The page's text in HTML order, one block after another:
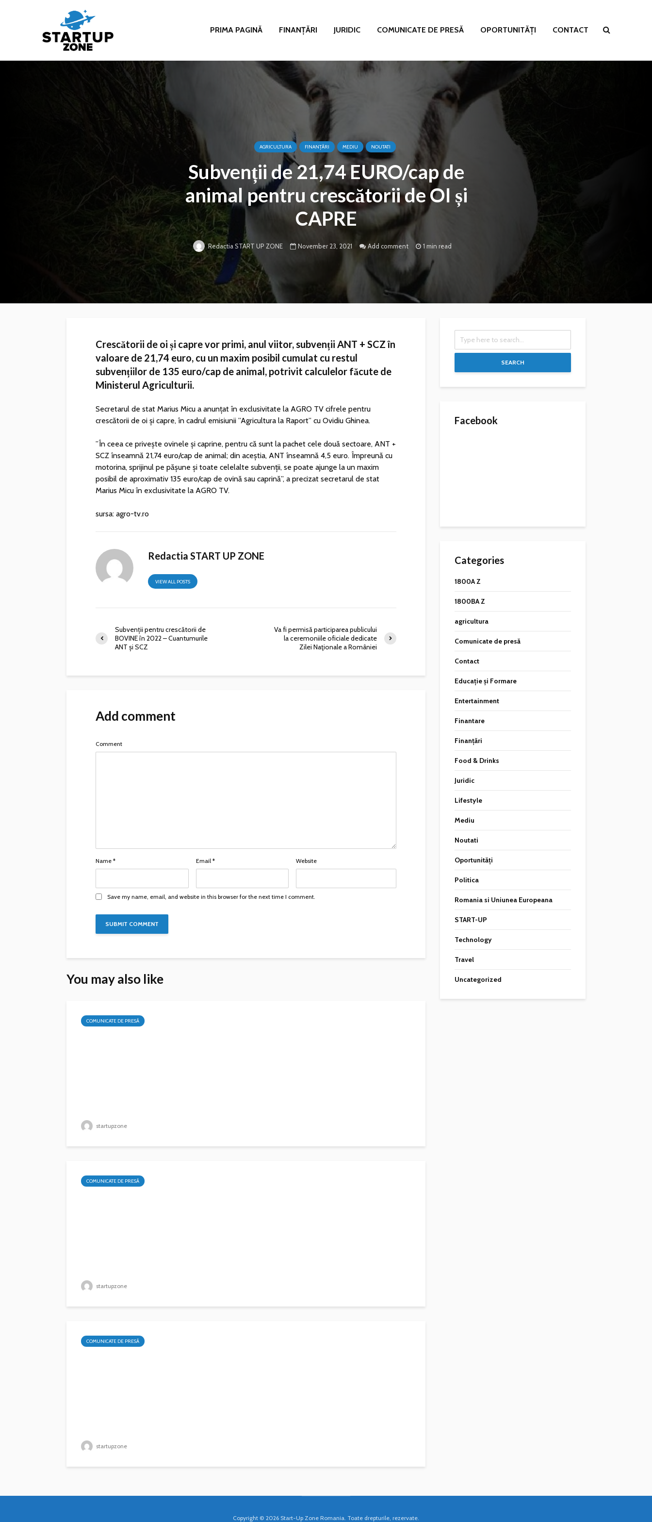
PRIMA PAGINĂ FINANȚĂRI JURIDIC COMUNICATE DE PRESĂ OPORTUNITĂȚI CONTACT
AGRICULTURA FINANȚĂRI MEDIU NOUTATI
Subvenții de 21,74 EURO/cap de
animal pentru crescătorii de OI și
CAPRE
Redactia START UP ZONE November 23, 2021 Add comment 1 min read
Crescătorii de oi și capre vor primi, anul viitor, subvenții ANT + SCZ în
valoare de 21,74 euro, cu un maxim posibil cumulat cu restul
subvențiilor de 135 euro/cap de animal, potrivit calculelor făcute de
Ministerul Agriculturii.
Secretarul de stat Marius Micu a anunțat în exclusivitate la AGRO TV cifrele pentru
crescătorii de oi și capre, în cadrul emisiunii ”Agricultura la Raport” cu Ovidiu Ghinea.
”În ceea ce privește ovinele și caprine, pentru că sunt la pachet cele două sectoare, ANT +
SCZ înseamnă 21,74 euro/cap de animal; din aceștia, ANT înseamnă 4,5 euro. Împreună cu
motorina, sprijinul pe pășune și toate celelalte subvenții, se poate ajunge la un maxim
posibil de aproximativ 135 euro/cap de ovină sau caprină”, a precizat secretarul de stat
Marius Micu în exclusivitate la AGRO TV.
sursa: agro-tv.ro
Redactia START UP ZONE
VIEW ALL POSTS
Subvenții pentru crescătorii de
BOVINE în 2022 – Cuantumurile
ANT și SCZ
Va fi permisă participarea publicului
la ceremoniile oficiale dedicate
Zilei Naţionale a României
Add comment
Comment
Name * Email * Website
Save my name, email, and website in this browser for the next time I comment.
You may also like
COMUNICATE DE PRESĂ
startupzone
COMUNICATE DE PRESĂ
startupzone
COMUNICATE DE PRESĂ
startupzone
SEARCH
Facebook
Categories
1800A Z
1800BA Z
agricultura
Comunicate de presă
Contact
Educație și Formare
Entertainment
Finantare
Finanțări
Food & Drinks
Juridic
Lifestyle
Mediu
Noutati
Oportunități
Politica
Romania si Uniunea Europeana
START-UP
Technology
Travel
Uncategorized
Copyright © 2026 Start-Up Zone Romania. Toate drepturile, rezervate.